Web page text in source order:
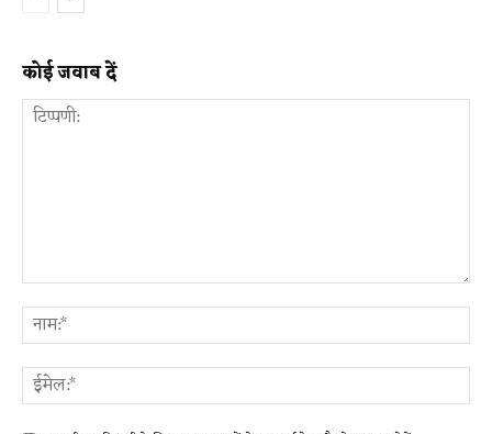
कोई जवाब दें